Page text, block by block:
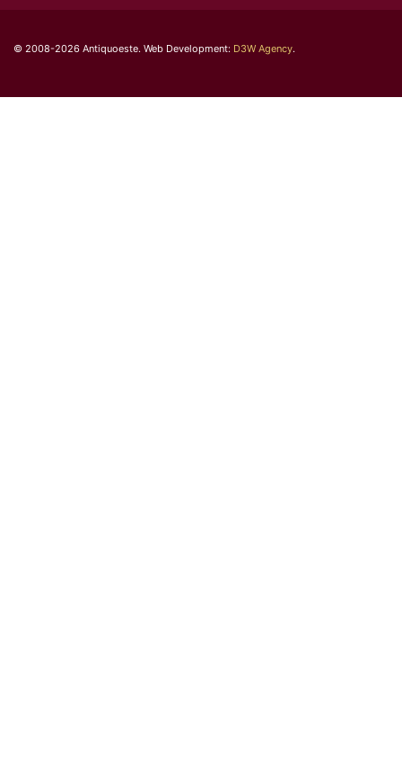
© 2008-2026 Antiquoeste. Web Development: D3W Agency.